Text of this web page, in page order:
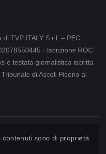
TVP ITALY S.r.l. – PEC:
- Iscrizione ROC
è testata giornalistica iscritta
di Ascoli Piceno al
sono di proprietà